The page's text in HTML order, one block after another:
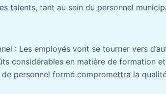
talents, tant au sein du personnel
: Les employés vont se tourner vers
considérables en matière de formation et
de personnel formé compromettra la